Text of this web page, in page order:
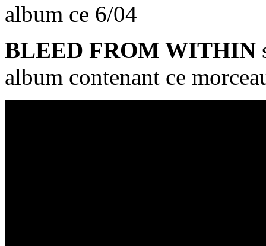
album ce 6/04
BLEED FROM WITHIN
album contenant ce